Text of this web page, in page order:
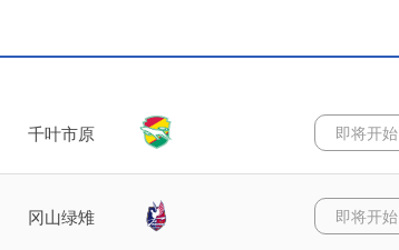
千叶市原 即将开始
冈山绿雉 即将开始